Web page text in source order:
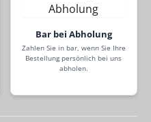
Bar bei Abholung
Zahlen Sie in bar, wenn Sie Ihre
Bestellung persönlich bei uns
abholen.